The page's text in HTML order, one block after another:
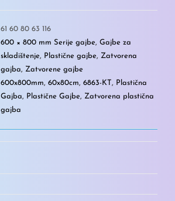
61 60 80 63 116
600 × 800 mm Serije gajbe, Gajbe za
skladištenje, Plastične gajbe, Zatvorena
gajba, Zatvorene gajbe
600x800mm, 60x80cm, 6863-KT, Plastična
Gajba, Plastične Gajbe, Zatvorena plastična
gajba